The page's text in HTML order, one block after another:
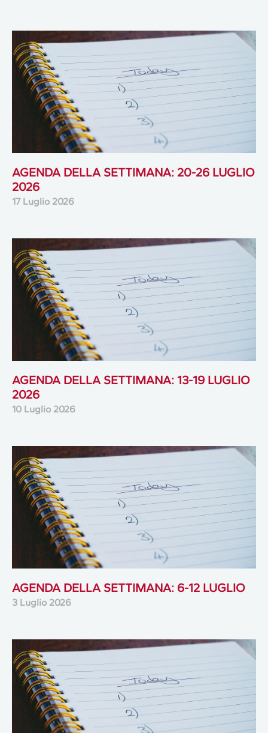
AGENDA DELLA SETTIMANA: 20-26 LUGLIO
2026
17 Luglio 2026
AGENDA DELLA SETTIMANA: 13-19 LUGLIO
2026
10 Luglio 2026
AGENDA DELLA SETTIMANA: 6-12 LUGLIO
3 Luglio 2026